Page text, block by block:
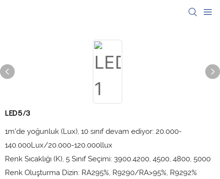
LED5/3
1m'de yoğunluk (Lux), 10 sınıf devam ediyor: 20.000-
140.000Lux/20.000-120.000llux
Renk Sıcaklığı (K), 5 Sınıf Seçimi: 3900.4200, 4500, 4800, 5000
Renk Oluşturma Dizin: RA295%, R9290/RA>95%, R9292%